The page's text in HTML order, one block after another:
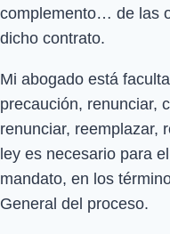
complemento… de las
dicho contrato.
Mi abogado está
precaución, renunciar,
renunciar, reemplazar,
ley es necesario para
mandato, en los
General del proceso.